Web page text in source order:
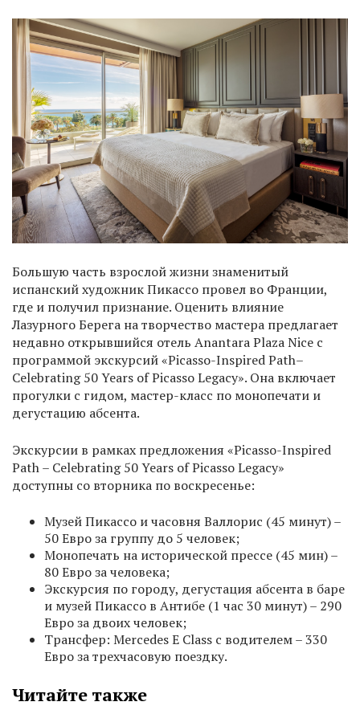
Большую часть взрослой жизни знаменитый
испанский художник Пикассо провел во Франции,
где и получил признание. Оценить влияние
Лазурного Берега на творчество мастера предлагает
недавно открывшийся отель Anantara Plaza Nice с
программой экскурсий «Picasso-Inspired Path–
Celebrating 50 Years of Picasso Legacy». Она включает
прогулки с гидом, мастер-класс по монопечати и
дегустацию абсента.
Экскурсии в рамках предложения «Picasso-Inspired
Path – Celebrating 50 Years of Picasso Legacy»
доступны со вторника по воскресенье:
Музей Пикассо и часовня Валлорис (45 минут) –
50 Евро за группу до 5 человек;
Монопечать на исторической прессе (45 мин) –
80 Евро за человека;
Экскурсия по городу, дегустация абсента в баре
и музей Пикассо в Антибе (1 час 30 минут) – 290
Евро за двоих человек;
Трансфер: Mercedes E Class с водителем – 330
Евро за трехчасовую поездку.
Читайте также